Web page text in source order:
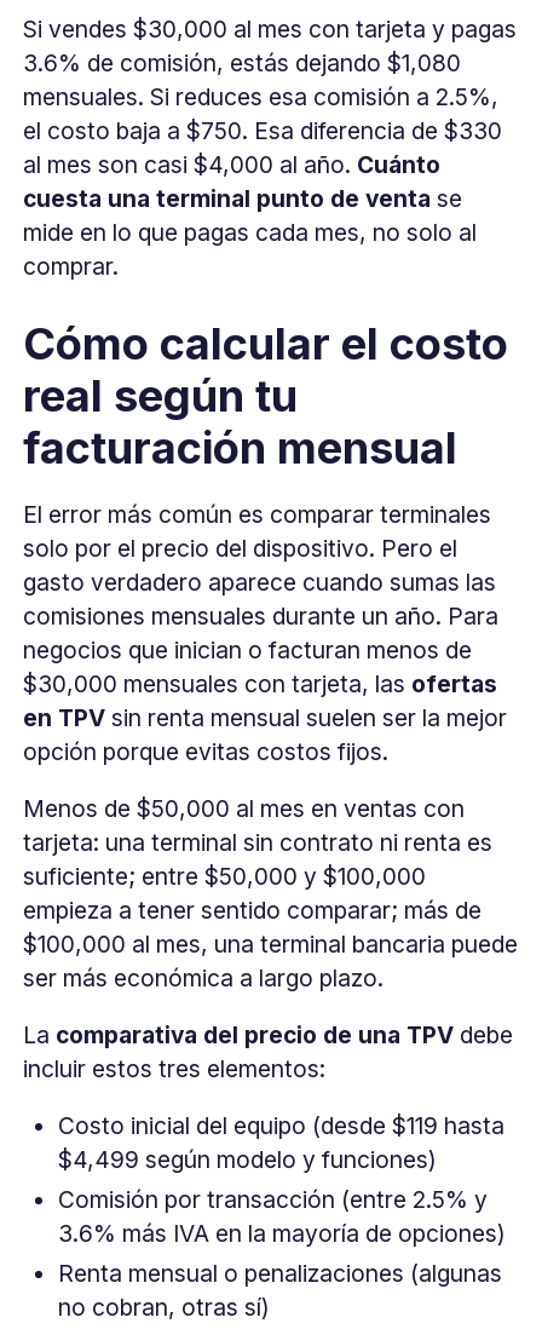
Si vendes $30,000 al mes con tarjeta y pagas
3.6% de comisión, estás dejando $1,080
mensuales. Si reduces esa comisión a 2.5%,
el costo baja a $750. Esa diferencia de $330
al mes son casi $4,000 al año. Cuánto
cuesta una terminal punto de venta se
mide en lo que pagas cada mes, no solo al
comprar.
Cómo calcular el costo
real según tu
facturación mensual
El error más común es comparar terminales
solo por el precio del dispositivo. Pero el
gasto verdadero aparece cuando sumas las
comisiones mensuales durante un año. Para
negocios que inician o facturan menos de
$30,000 mensuales con tarjeta, las ofertas
en TPV sin renta mensual suelen ser la mejor
opción porque evitas costos fijos.
Menos de $50,000 al mes en ventas con
tarjeta: una terminal sin contrato ni renta es
suficiente; entre $50,000 y $100,000
empieza a tener sentido comparar; más de
$100,000 al mes, una terminal bancaria puede
ser más económica a largo plazo.
La comparativa del precio de una TPV debe
incluir estos tres elementos:
Costo inicial del equipo (desde $119 hasta
$4,499 según modelo y funciones)
Comisión por transacción (entre 2.5% y
3.6% más IVA en la mayoría de opciones)
Renta mensual o penalizaciones (algunas
no cobran, otras sí)